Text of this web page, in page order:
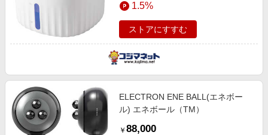
1.5%
ストアにすすむ
ELECTRON ENE BALL(エネボー
ル) エネボール（TM）
￥ 88,000